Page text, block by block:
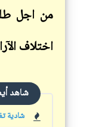
من اجل
اختلاف
شاهد
شادية